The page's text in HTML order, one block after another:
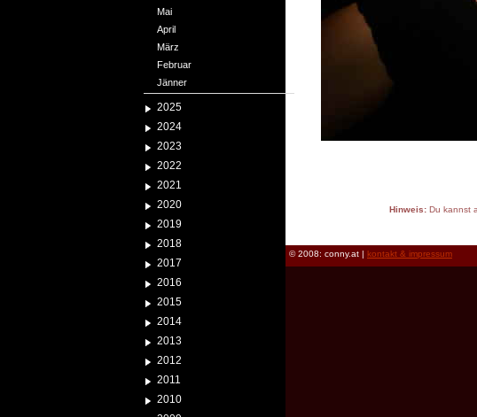
Mai
April
März
Februar
Jänner
2025
2024
2023
2022
2021
2020
2019
2018
2017
2016
2015
2014
2013
2012
2011
2010
Hinweis:Du kannst
© 2008: conny.at | kontakt & impressum